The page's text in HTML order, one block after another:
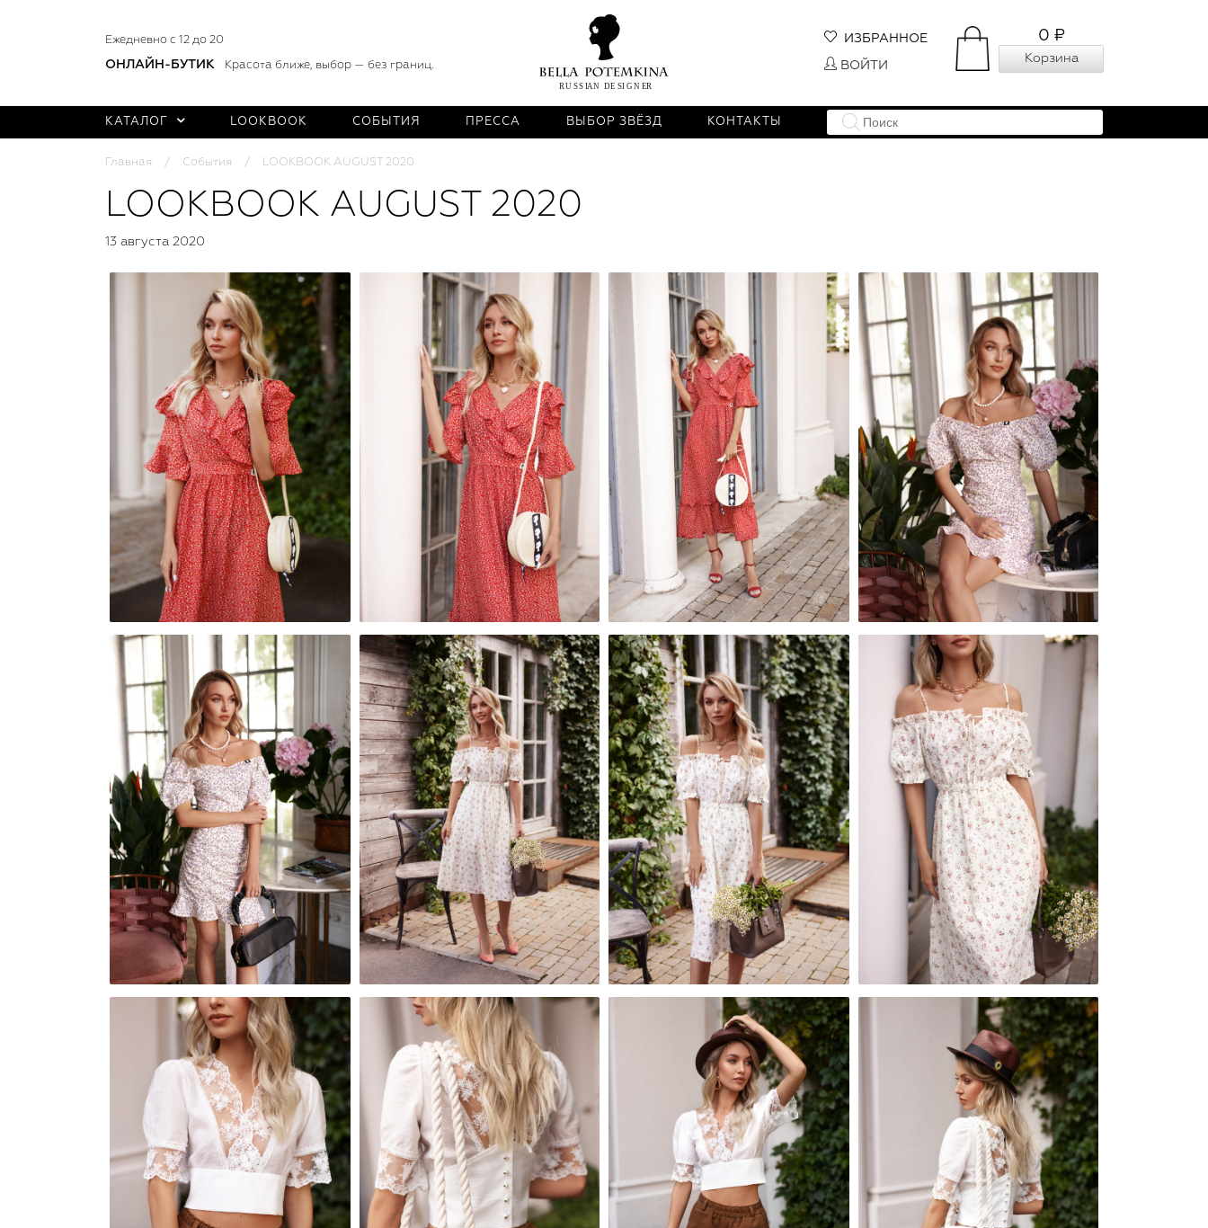
Ежедневно с 12 до 20
ОНЛАЙН-БУТИК Красота ближе, выбор — без границ.
0 ₽
Корзина
ИЗБРАННОЕ
ВОЙТИ
КАТАЛОГ LOOKBOOK СОБЫТИЯ ПРЕССА ВЫБОР ЗВЁЗД КОНТАКТЫ
Главная События LOOKBOOK AUGUST 2020
LOOKBOOK AUGUST 2020
13 августа 2020